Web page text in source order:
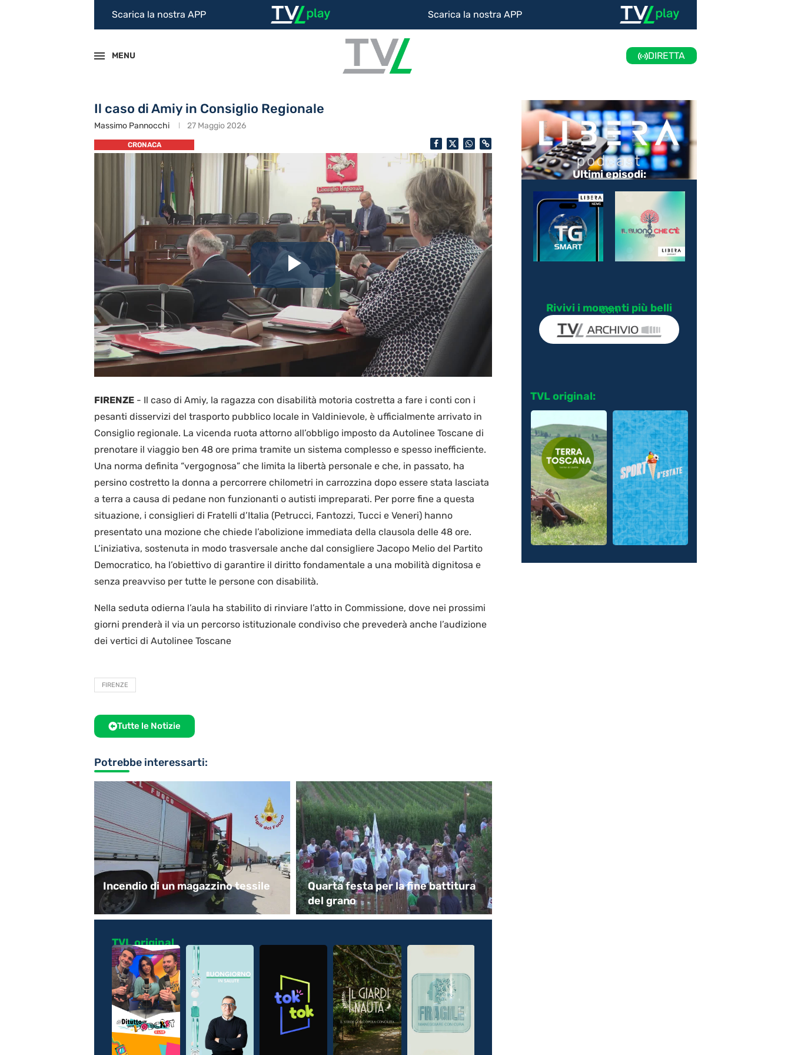
Scarica la nostra APP Scarica la nostra APP
MENU DIRETTA
Il caso di Amiy in Consiglio Regionale
Massimo Pannocchi 27 Maggio 2026
CRONACA
Riproduci
il
video
FIRENZE - Il caso di Amiy, la ragazza con disabilità motoria costretta a fare i conti con i
pesanti disservizi del trasporto pubblico locale in Valdinievole, è ufficialmente arrivato in
Consiglio regionale. La vicenda ruota attorno all’obbligo imposto da Autolinee Toscane di
prenotare il viaggio ben 48 ore prima tramite un sistema complesso e spesso inefficiente.
Una norma definita “vergognosa” che limita la libertà personale e che, in passato, ha
persino costretto la donna a percorrere chilometri in carrozzina dopo essere stata lasciata
a terra a causa di pedane non funzionanti o autisti impreparati. Per porre fine a questa
situazione, i consiglieri di Fratelli d’Italia (Petrucci, Fantozzi, Tucci e Veneri) hanno
presentato una mozione che chiede l’abolizione immediata della clausola delle 48 ore.
L’iniziativa, sostenuta in modo trasversale anche dal consigliere Jacopo Melio del Partito
Democratico, ha l’obiettivo di garantire il diritto fondamentale a una mobilità dignitosa e
senza preavviso per tutte le persone con disabilità.
Nella seduta odierna l’aula ha stabilito di rinviare l’atto in Commissione, dove nei prossimi
giorni prenderà il via un percorso istituzionale condiviso che prevederà anche l’audizione
dei vertici di Autolinee Toscane
FIRENZE
Tutte le Notizie
Potrebbe interessarti:
Incendio di un magazzino tessile
Quarta festa per la fine battitura
del grano
TVL original
Ultimi episodi:
Rivivi i momenti più belli
con
TVL original: